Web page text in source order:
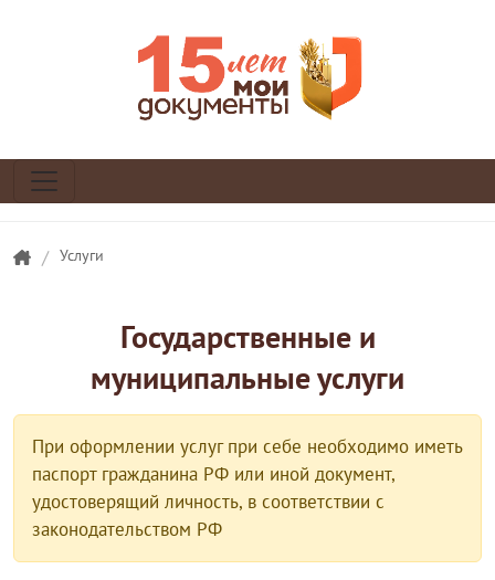
/ Услуги
Государственные и
муниципальные услуги
При оформлении услуг при себе необходимо иметь
паспорт гражданина РФ или иной документ,
удостоверящий личность, в соответствии с
законодательством РФ